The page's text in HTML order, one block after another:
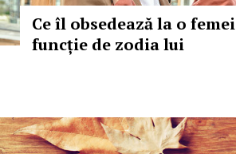
Ce îl obsedează la o
funcție de zodia lui